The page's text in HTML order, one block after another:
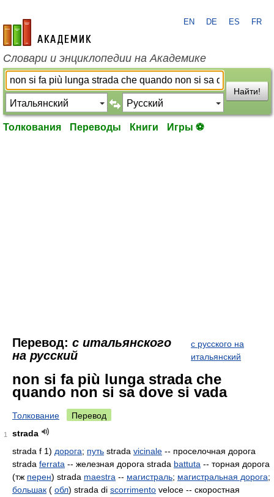
academic.ru
EN DE ES FR
Словари и энциклопедии на Академике
Найти!
Толкования Переводы Книги Игры ⚽
Перевод: с итальянского
на русский
с русского на
итальянский
non si fa più lunga strada che
quando non si sa dove si vada
Толкование Перевод
1
strada
strada f 1) дорога; путь strada vicinale -- проселочная дорога
strada ferrata -- железная дорога strada battuta -- торная дорога
(тж перен) strada maestra -- магистраль; магистральная дорога;
большак ( обл) strada di scorrimento veloce -- скоростная